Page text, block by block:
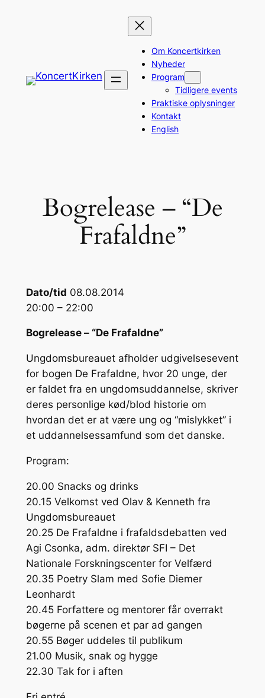
Om Koncertkirken
Nyheder
Program
Tidligere events
Praktiske oplysninger
Kontakt
English
Bogrelease – “De
Frafaldne”
Dato/tid 08.08.2014
20:00 – 22:00
Bogrelease – “De Frafaldne”
Ungdomsbureauet afholder udgivelsesevent
for bogen De Frafaldne, hvor 20 unge, der
er faldet fra en ungdomsuddannelse, skriver
deres personlige kød/blod historie om
hvordan det er at være ung og “mislykket” i
et uddannelsessamfund som det danske.
Program:
20.00 Snacks og drinks
20.15 Velkomst ved Olav & Kenneth fra
Ungdomsbureauet
20.25 De Frafaldne i frafaldsdebatten ved
Agi Csonka, adm. direktør SFI – Det
Nationale Forskningscenter for Velfærd
20.35 Poetry Slam med Sofie Diemer
Leonhardt
20.45 Forfattere og mentorer får overrakt
bøgerne på scenen et par ad gangen
20.55 Bøger uddeles til publikum
21.00 Musik, snak og hygge
22.30 Tak for i aften